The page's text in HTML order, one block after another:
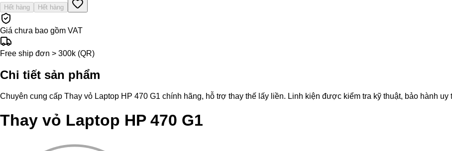
Hết hàng Hết hàng
Giá chưa bao gồm VAT
Free ship đơn > 300k (QR)
Chi tiết sản phẩm
Chuyên cung cấp Thay vỏ Laptop HP 470 G1 chính hãng, hỗ trợ thay thế lấy liền. Linh kiện được kiểm tra kỹ thuật, bảo hành uy
Thay vỏ Laptop HP 470 G1